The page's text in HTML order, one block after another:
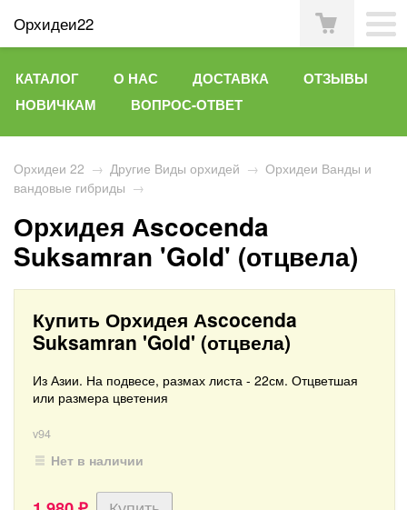
Орхидеи22
КАТАЛОГ О НАС ДОСТАВКА
ОТЗЫВЫ
НОВИЧКАМ
ВОПРОС-ОТВЕТ
Орхидеи 22 → Другие Виды орхидей → Орхидеи Ванды и
вандовые гибриды →
Орхидея Аscocenda
Suksamran 'Gold' (отцвела)
Купить Орхидея Аscocenda
Suksamran 'Gold' (отцвела)
Из Азии. На подвесе, размах листа - 22см. Отцветшая
или размера цветения
v94
Нет в наличии